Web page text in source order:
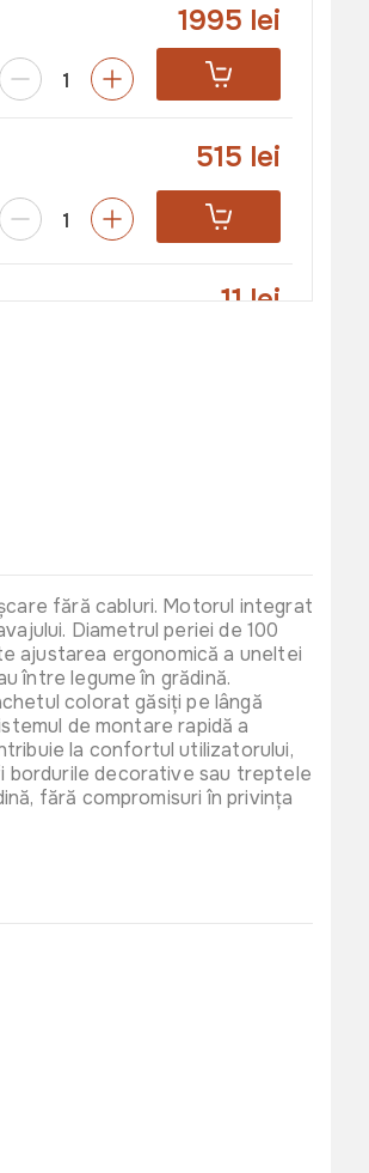
1995 lei
515 lei
11 lei
29 lei
fără cabluri. Motorul integrat
Diametrul periei de 100
ajustarea ergonomică a uneltei
între legume în grădină.
colorat găsiți pe lângă
de montare rapidă a
la confortul utilizatorului,
bordurile decorative sau treptele
fără compromisuri în privința